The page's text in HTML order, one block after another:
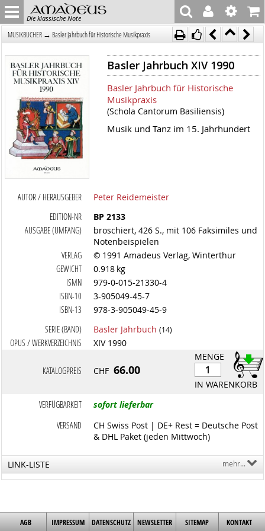
Die klassische Note
MUSIKBÜCHER → Basler Jahrbuch für Historische Musikpraxis
Basler Jahrbuch XIV 1990
Basler Jahrbuch für Historische
Musikpraxis
(Schola Cantorum Basiliensis)
Musik und Tanz im 15. Jahrhundert
AUTOR / HERAUSGEBER
Peter Reidemeister
EDITION-NR
BP 2133
AUSGABE (UMFANG)
broschiert, 426 S., mit 106 Faksimiles und
Notenbeispielen
VERLAG
© 1991 Amadeus Verlag, Winterthur
GEWICHT
0.918 kg
ISMN
979-0-015-21330-4
ISBN-10
3-905049-45-7
ISBN-13
978-3-905049-45-9
SERIE (BAND)
Basler Jahrbuch (14)
OPUS / WERKVERZEICHNIS
XIV 1990
MENGE
IN WARENKORB
KATALOGPREIS CHF66.00
VERFÜGBARKEIT
sofort lieferbar
VERSAND
CH Swiss Post | DE+ Rest = Deutsche Post
& DHL Paket (jeden Mittwoch)
LINK-LISTE mehr...
AGB IMPRESSUM DATENSCHUTZ NEWSLETTER SITEMAP KONTAKT